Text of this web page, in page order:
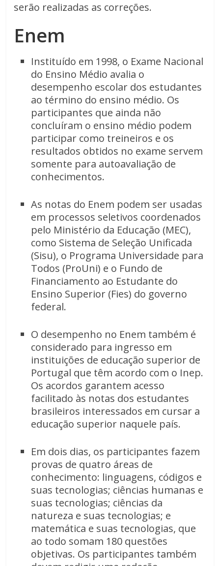
serão realizadas as correções.
Enem
Instituído em 1998, o Exame Nacional
do Ensino Médio avalia o
desempenho escolar dos estudantes
ao término do ensino médio. Os
participantes que ainda não
concluíram o ensino médio podem
participar como treineiros e os
resultados obtidos no exame servem
somente para autoavaliação de
conhecimentos.
As notas do Enem podem ser usadas
em processos seletivos coordenados
pelo Ministério da Educação (MEC),
como Sistema de Seleção Unificada
(Sisu), o Programa Universidade para
Todos (ProUni) e o Fundo de
Financiamento ao Estudante do
Ensino Superior (Fies) do governo
federal.
O desempenho no Enem também é
considerado para ingresso em
instituições de educação superior de
Portugal que têm acordo com o Inep.
Os acordos garantem acesso
facilitado às notas dos estudantes
brasileiros interessados em cursar a
educação superior naquele país.
Em dois dias, os participantes fazem
provas de quatro áreas de
conhecimento: linguagens, códigos e
suas tecnologias; ciências humanas e
suas tecnologias; ciências da
natureza e suas tecnologias; e
matemática e suas tecnologias, que
ao todo somam 180 questões
objetivas. Os participantes também